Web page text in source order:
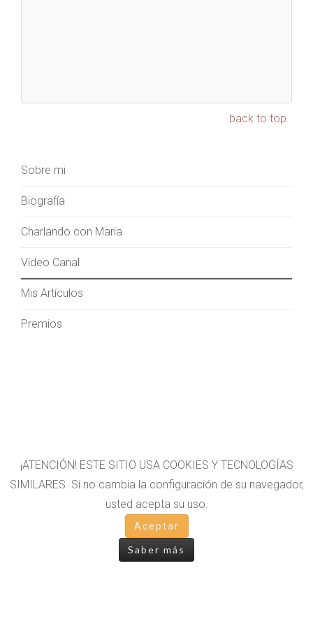
back to top
Sobre mi
Biografía
Charlando con Maria
Vídeo Canal
Mis Artículos
Premios
POLÍTICA DE COOKIES
¡ATENCIÓN! ESTE SITIO USA COOKIES Y TECNOLOGÍAS
SIMILARES. Si no cambia la configuración de su navegador,
usted acepta su uso.
Aceptar
Saber más